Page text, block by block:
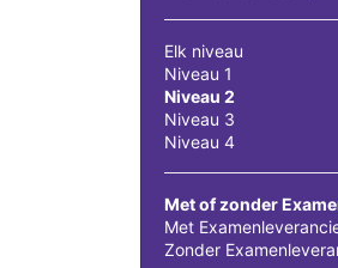
Elk niveau
Niveau 1
Niveau 2
Niveau 3
Niveau 4
Met of zonder
Met
Zonder